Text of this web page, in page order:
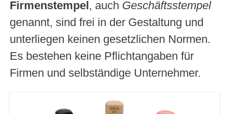
Firmenstempel , auch Geschäftsstempel
genannt, sind frei in der Gestaltung und
unterliegen keinen gesetzlichen Normen.
Es bestehen keine Pflichtangaben für
Firmen und selbst­ändige Unternehmer.